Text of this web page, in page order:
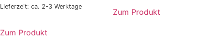
gewählt
Lieferzeit: ca. 2-3 Werktage
Zum Produkt
Zum Produkt